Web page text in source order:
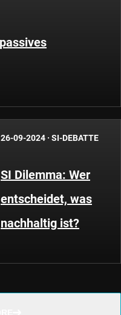
26-09-2024 · SI-DEBATTE
SI Dilemma: Wer
entscheidet, was
nachhaltig ist?